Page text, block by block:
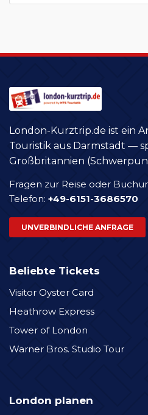
London-Kurztrip.de ist ein
Touristik aus Darmstadt —
Großbritannien
Fragen zur Reise oder
Telefon: +49-6151-3686570
UNVERBINDLICHE ANFRAGE
Beliebte Tickets
Visitor Oyster Card
Heathrow Express
Tower of London
Warner Bros. Studio Tour
London planen